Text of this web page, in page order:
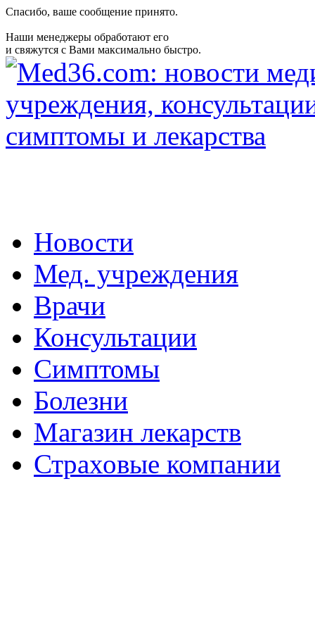
Спасибо, ваше сообщение принято.
Наши менеджеры обработают его
и свяжутся с Вами максимально быстро.
Новости
Мед. учреждения
Врачи
Консультации
Симптомы
Болезни
Магазин лекарств
Страховые компании